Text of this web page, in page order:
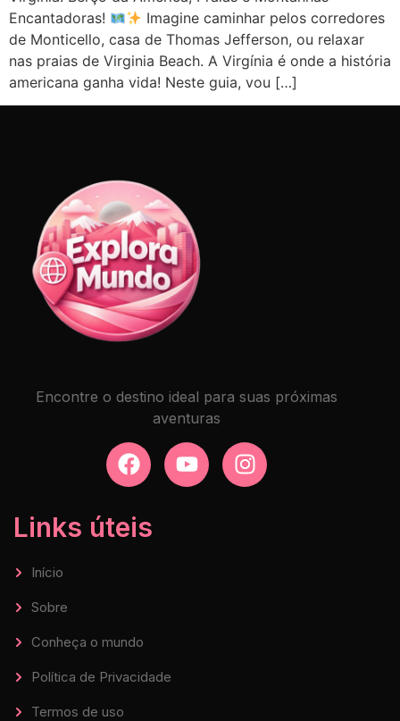
Encantadoras!
Imagine caminhar pelos corredores
de Monticello, casa de Thomas Jefferson, ou relaxar
nas praias de Virginia Beach. A Virgínia é onde a história
americana ganha vida! Neste guia, vou […]
Encontre o destino ideal para suas próximas
aventuras
Links úteis
Início
Sobre
Conheça o mundo
Política de Privacidade
Termos de uso